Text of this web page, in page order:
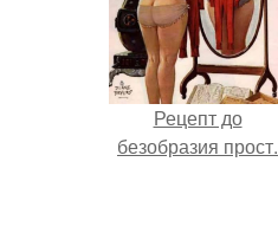
Рецепт до
безобразия прост.